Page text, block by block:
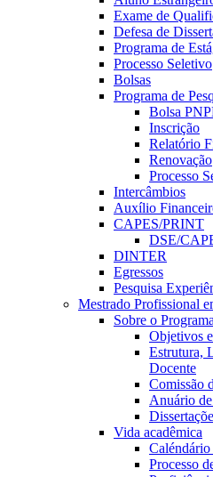
Exame de
Defesa de
Programa de
Processo Seletivo
Bolsas
Programa de
Bolsa
Inscrição
Relatório
Renovação
Processo
Intercâmbios
Auxílio
CAPES/PRINT
DSE/
DINTER
Egressos
Pesquisa
Mestrado Profissional
Sobre o Programa
Objetivos
Estrutura,
Docente
Comissão
Anuário
Vida acadêmica
Processo